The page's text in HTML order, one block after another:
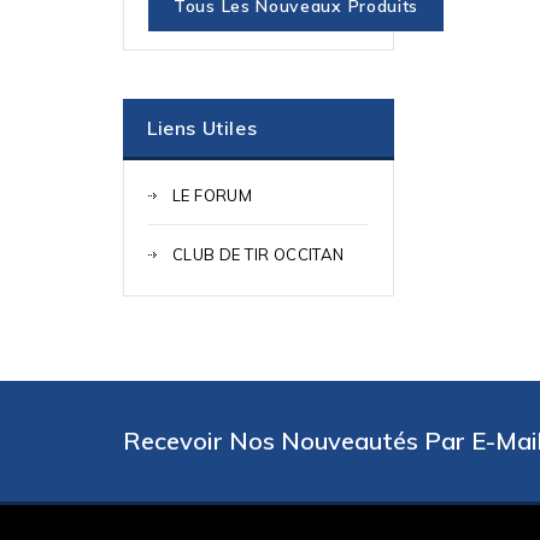
Tous Les Nouveaux Produits
Liens Utiles
LE FORUM
CLUB DE TIR OCCITAN
Recevoir Nos Nouveautés Par E-